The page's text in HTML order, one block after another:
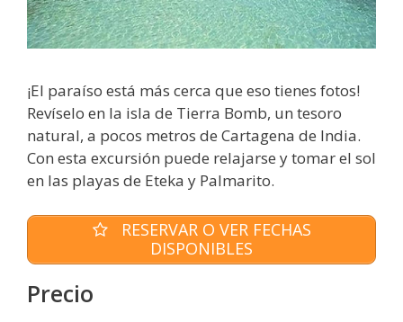
¡El paraíso está más cerca que eso tienes fotos!
Revíselo en la isla de Tierra Bomb, un tesoro
natural, a pocos metros de Cartagena de India.
Con esta excursión puede relajarse y tomar el sol
en las playas de Eteka y Palmarito.
RESERVAR O VER FECHAS
DISPONIBLES
Precio